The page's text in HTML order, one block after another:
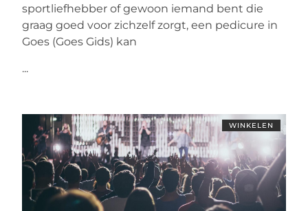
sportliefhebber of gewoon iemand bent die
graag goed voor zichzelf zorgt, een pedicure in
Goes (Goes Gids) kan
...
WINKELEN